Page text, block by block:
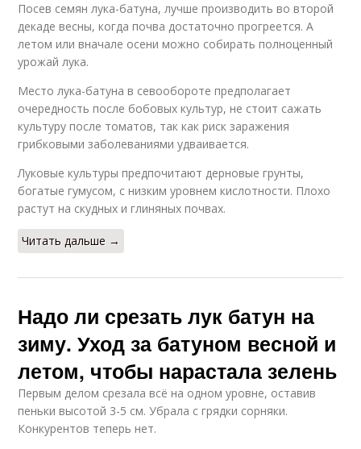
Посев семян лука-батуна, лучше производить во второй
декаде весны, когда почва достаточно прогреется. А
летом или вначале осени можно собирать полноценный
урожай лука.
Место лука-батуна в севообороте предполагает
очередность после бобовых культур, не стоит сажать
культуру после томатов, так как риск заражения
грибковыми заболеваниями удваивается.
Луковые культуры предпочитают дерновые грунты,
богатые гумусом, с низким уровнем кислотности. Плохо
растут на скудных и глиняных почвах.
Читать дальше →
Надо ли срезать лук батун на
зиму. Уход за батуном весной и
летом, чтобы нарастала зелень
Первым делом срезала всё на одном уровне, оставив
пеньки высотой 3-5 см. Убрала с грядки сорняки.
Конкурентов теперь нет.